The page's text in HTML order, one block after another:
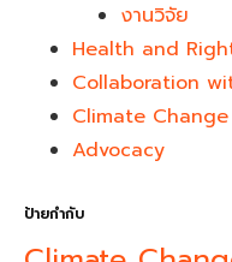
งานวิจัย
Health and
Collaboration
Climate
Advocacy
ป้ายกำกับ